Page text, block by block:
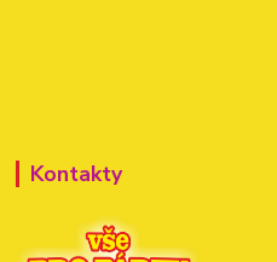
Kontakty